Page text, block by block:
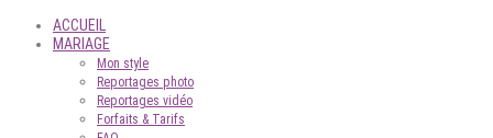
ACCUEIL
MARIAGE
Mon style
Reportages photo
Reportages vidéo
Forfaits & Tarifs